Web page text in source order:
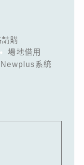
請購
場地借用
系統